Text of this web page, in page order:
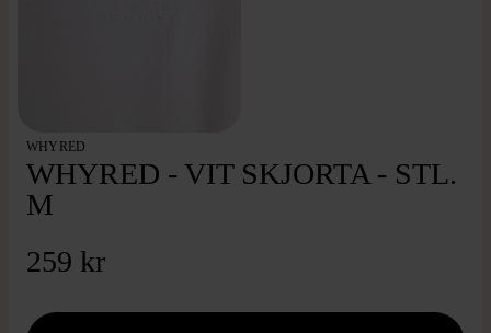
WHYRED
WHYRED - VIT SKJORTA - STL.
M
259 kr